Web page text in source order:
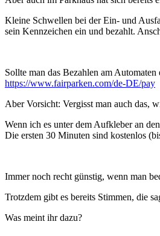
Kleine Schwellen bei der Ein- und
sein Kennzeichen ein und bezahlt.
Sollte man das Bezahlen am
https://www.fairparken.com/de-DE/pay
Aber Vorsicht: Vergisst man auch das,
Wenn ich es unter dem Aufkleber an
Die ersten 30 Minuten sind kostenlos
Immer noch recht günstig, wenn man
Trotzdem gibt es bereits Stimmen, die
Was meint ihr dazu?